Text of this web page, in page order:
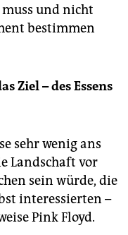
und nicht
bestimmen
Ziel – des Essens
sehr wenig ans
Landschaft vor
sein würde, die
interessierten –
Pink Floyd.